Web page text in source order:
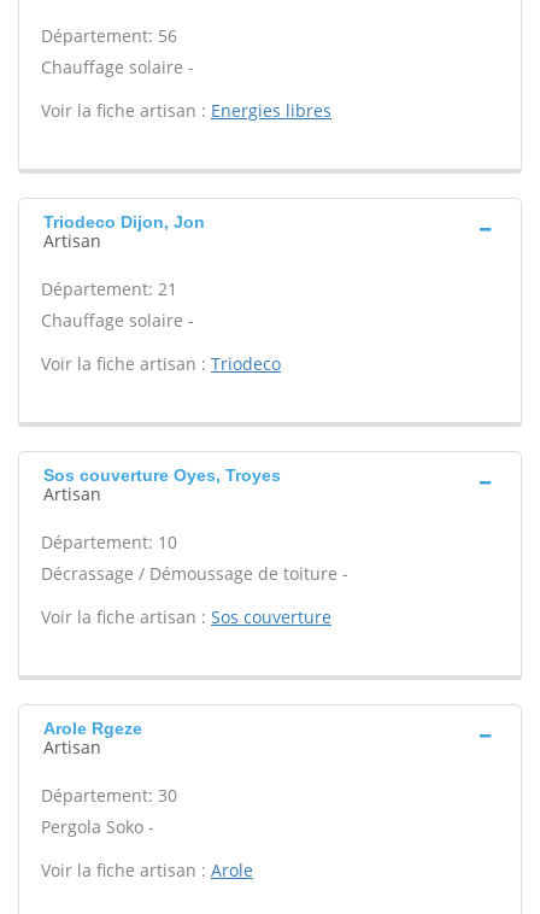
Département: 56
Chauffage solaire -
Voir la fiche artisan : Energies libres
Triodeco Dijon, Jon
Artisan
Département: 21
Chauffage solaire -
Voir la fiche artisan : Triodeco
Sos couverture Oyes, Troyes
Artisan
Département: 10
Décrassage / Démoussage de toiture -
Voir la fiche artisan : Sos couverture
Arole Rgeze
Artisan
Département: 30
Pergola Soko -
Voir la fiche artisan : Arole